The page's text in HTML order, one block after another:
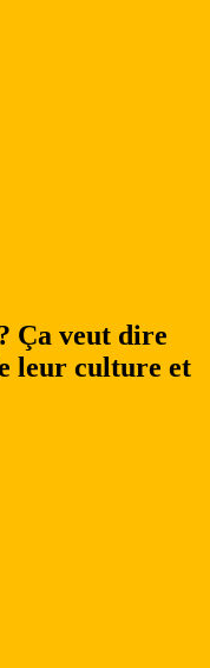
Ça veut dire
leur culture et